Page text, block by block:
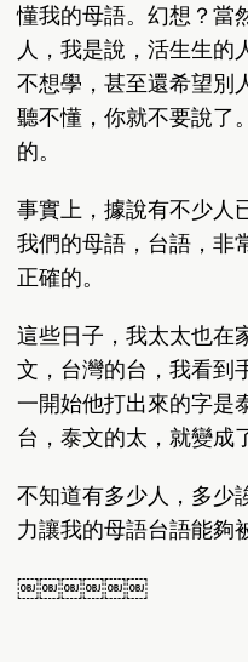
懂我的母語。幻想？當
人，我是說，活生生的
不想學，甚至還希望別
聽不懂，你就不要說了
的。
事實上，據說有不少人
我們的母語，台語，非
正確的。
這些日子，我太太也在
文，台灣的台，我看到
一開始他打出來的字是
台，泰文的太，就變成
不知道有多少人，多少
力讓我的母語台語能夠
￼￼￼￼￼￼